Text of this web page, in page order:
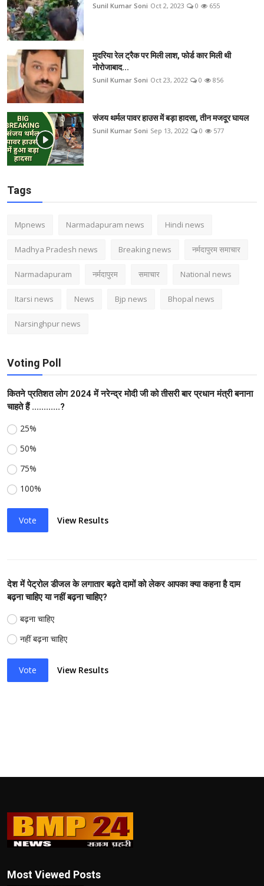
Sunil Kumar Soni Oct 2, 2023 0 655
मुदरिया रेल ट्रैक पर मिली लाश, फोर्ड कार मिली थी
नोरोजाबाद...
Sunil Kumar Soni Oct 23, 2022 0 856
संजय थर्मल पावर हाउस में बड़ा हादसा, तीन मजदूर घायल
Sunil Kumar Soni Sep 13, 2022 0 577
Tags
Mpnews Narmadapuram news Hindi news
Madhya Pradesh news Breaking news नर्मदापुरम समाचार
Narmadapuram नर्मदापुरम समाचार National news
Itarsi news News Bjp news Bhopal news
Narsinghpur news
Voting Poll
कितने प्रतिशत लोग 2024 में नरेन्द्र मोदी जी को तीसरी बार प्रधान मंत्री बनाना
चाहते हैं ............?
25%
50%
75%
100%
Vote View Results
देश में पेट्रोल डीजल के लगातार बढ़ते दामों को लेकर आपका क्या कहना है दाम
बढ़ना चाहिए या नहीं बढ़ना चाहिए?
बढ़ना चाहिए
नहीं बढ़ना चाहिए
Vote View Results
Most Viewed Posts